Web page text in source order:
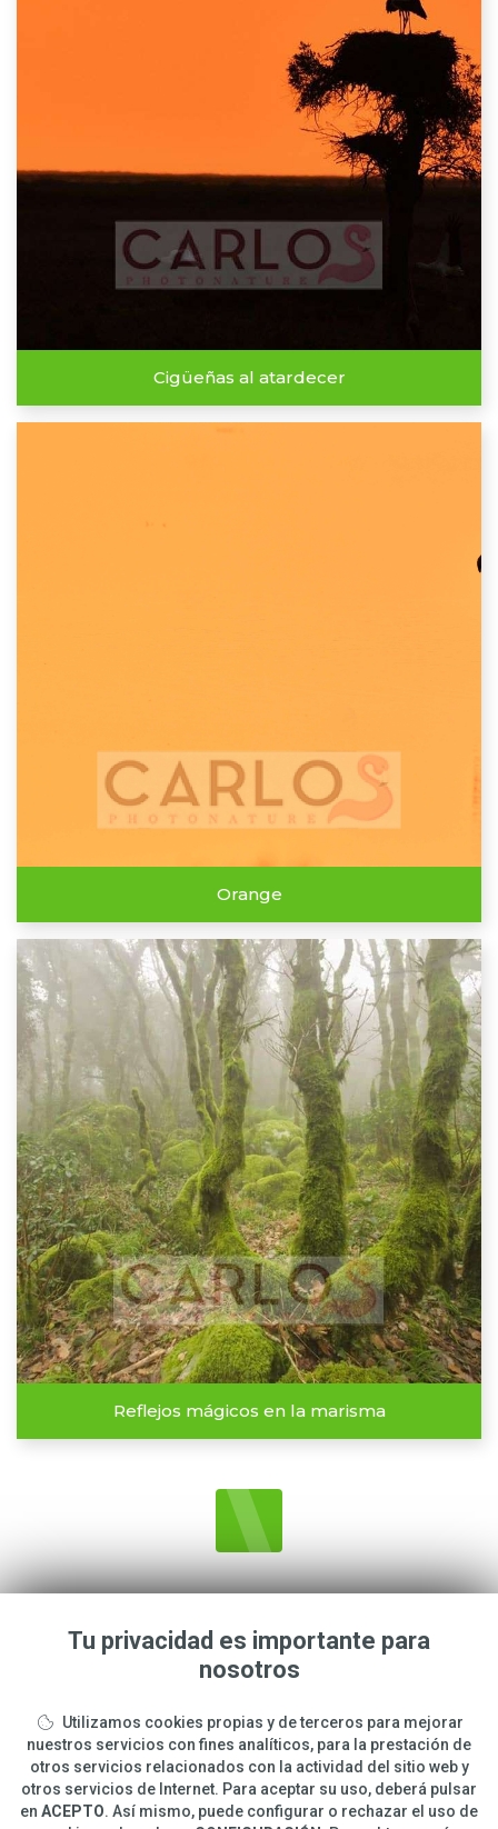
Cigüeñas al atardecer
Orange
Reflejos mágicos en la marisma
info@carlosphotonature.com
650 977 988
Tu privacidad es importante para
nosotros
Utilizamos cookies propias y de terceros para mejorar
nuestros servicios con fines analíticos, para la prestación de
otros servicios relacionados con la actividad del sitio web y
otros servicios de Internet. Para aceptar su uso, deberá pulsar
en ACEPTO. Así mismo, puede configurar o rechazar el uso de